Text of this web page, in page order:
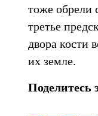
тоже обрели
третье
двора кости
их земле.
Поделитесь